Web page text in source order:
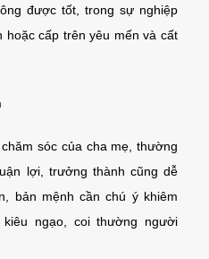
được tốt, trong sự nghiệp
cấp trên yêu mến và cất
sóc của cha mẹ, thường
lợi, trưởng thành cũng dễ
bản mệnh cần chú ý khiêm
ngạo, coi thường người